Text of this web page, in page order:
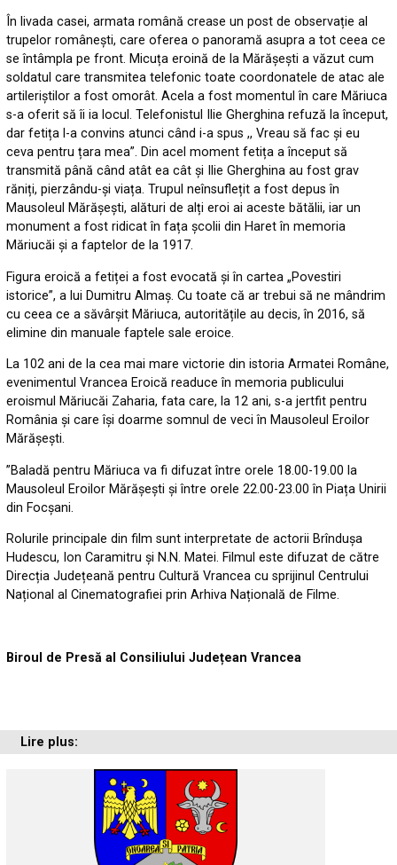
În livada casei, armata română crease un post de observație al
trupelor românești, care oferea o panoramă asupra a tot ceea ce
se întâmpla pe front. Micuța eroină de la Mărășești a văzut cum
soldatul care transmitea telefonic toate coordonatele de atac ale
artileriștilor a fost omorât. Acela a fost momentul în care Măriuca
s-a oferit să îi ia locul. Telefonistul Ilie Gherghina refuză la început,
dar fetița l-a convins atunci când i-a spus ,, Vreau să fac și eu
ceva pentru țara mea”. Din acel moment fetița a început să
transmită până când atât ea cât și Ilie Gherghina au fost grav
răniți, pierzându-și viața. Trupul neînsuflețit a fost depus în
Mausoleul Mărășești, alături de alți eroi ai aceste bătălii, iar un
monument a fost ridicat în fața școlii din Haret în memoria
Măriucăi și a faptelor de la 1917.
Figura eroică a fetiței a fost evocată și în cartea „Povestiri
istorice”, a lui Dumitru Almaș. Cu toate că ar trebui să ne mândrim
cu ceea ce a săvârșit Măriuca, autoritățile au decis, în 2016, să
elimine din manuale faptele sale eroice.
La 102 ani de la cea mai mare victorie din istoria Armatei Române,
evenimentul Vrancea Eroică readuce în memoria publicului
eroismul Măriucăi Zaharia, fata care, la 12 ani, s-a jertfit pentru
România și care își doarme somnul de veci în Mausoleul Eroilor
Mărășești.
”Baladă pentru Măriuca va fi difuzat între orele 18.00-19.00 la
Mausoleul Eroilor Mărășești și între orele 22.00-23.00 în Piața Unirii
din Focșani.
Rolurile principale din film sunt interpretate de actorii Brîndușa
Hudescu, Ion Caramitru și N.N. Matei. Filmul este difuzat de către
Direcția Județeană pentru Cultură Vrancea cu sprijinul Centrului
Național al Cinematografiei prin Arhiva Națională de Filme.
Biroul de Presă al Consiliului Județean Vrancea
Lire plus: